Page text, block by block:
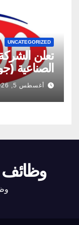
UNCATEGORIZED
تعلن الشركة
الصناعية
من الشواغر
أغسطس 5, 2026
وظائف